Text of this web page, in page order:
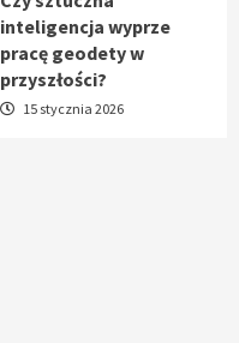
inteligencja wyprze
pracę geodety w
przyszłości?
15 stycznia 2026